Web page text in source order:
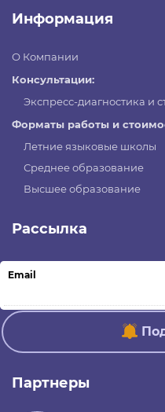
Информация
О Компании
Консультации:
Экспресс-диагностика и
Форматы работы и
Летние языковые школы
Среднее образование
Высшее образование
Рассылка
Email
Партнеры